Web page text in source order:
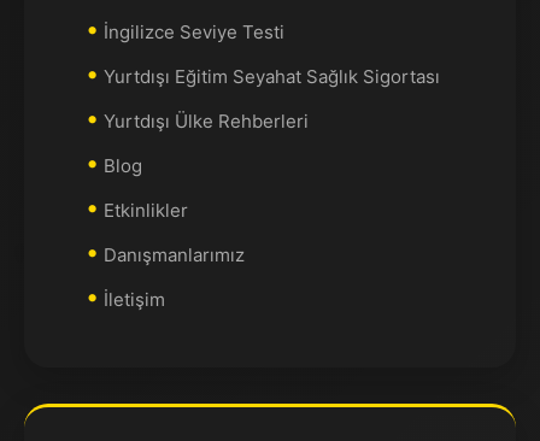
İngilizce Seviye Testi
Yurtdışı Eğitim Seyahat Sağlık Sigortası
Yurtdışı Ülke Rehberleri
Blog
Etkinlikler
Danışmanlarımız
İletişim